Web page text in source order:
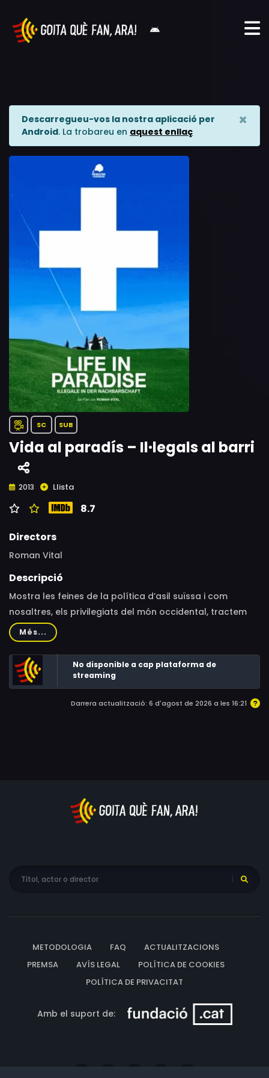
Descarregueu-vos la nostra aplicació per
Android. La trobareu en aquest enllaç
×
SC SUB
Vida al paradís – Il·legals al barri
2013 Llista
8.7
Directors
Roman Vital
Descripció
Mostra les feines de la política d’asil suïssa i com
nosaltres, els privilegiats del món occidental, tractem
amb els que busquen asil polític a casa nostra.
Més...
No disponible a cap plataforma de
streaming
Darrera actualització: 6 d'agost de 2026 a les 16:21
METODOLOGIA FAQ
ACTUALITZACIONS
PREMSA
AVÍS LEGAL
POLÍTICA DE COOKIES
POLÍTICA DE PRIVACITAT
Amb el suport de: